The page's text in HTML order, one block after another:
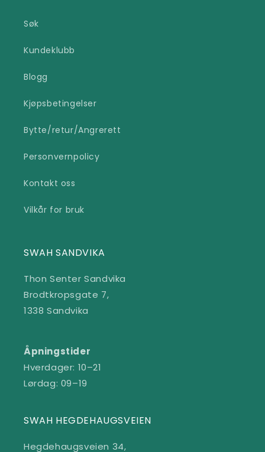
Søk
Kundeklubb
Blogg
Kjøpsbetingelser
Bytte/retur/Angrerett
Personvernpolicy
Kontakt oss
Vilkår for bruk
SWAH SANDVIKA
Thon Senter Sandvika
Brodtkropsgate 7,
1338 Sandvika
Åpningstider
Hverdager: 10–21
Lørdag: 09–19
SWAH HEGDEHAUGSVEIEN
Hegdehaugsveien 34,